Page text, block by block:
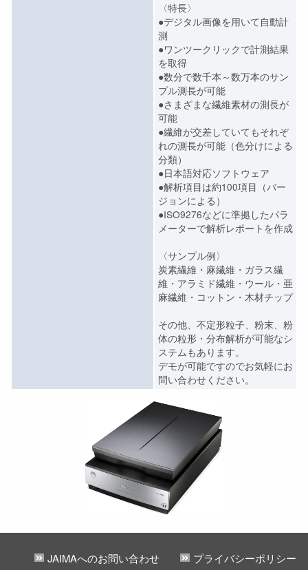
〈特長〉
●デジタル画像を用いて自動計
測
●ワンツークリックで計測結果
を取得
●数分で数千本～数万本のサン
プル測長が可能
●さまざまな繊維素材の測長が
可能
●繊維が交差していてもそれぞ
れの測長が可能（色分けによる
分類）
●日本語対応ソフトウェア
●解析項目は約100項目（バー
ジョンによる）
●ISO9276などに準拠したパラ
メーターで解析レポートを作成
〈サンプル例〉
炭素繊維・麻繊維・ガラス繊
維・アラミド繊維・ウール・亜
麻繊維・コットン・木材チップ
その他、不定形粒子、粉末、粉
体の粒形・分布解析が可能なシ
ステムもあります。
デモが可能ですのでお気軽にお
問い合わせください。
JAIMAへのお問い合わせ プライバシーポリシー